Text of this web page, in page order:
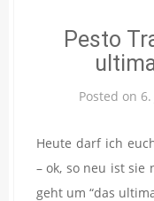
Pesto
Posted on
Heute darf ich
– ok, so neu ist sie
geht um “das